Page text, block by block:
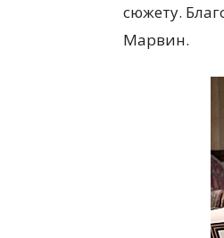
сюжету.
Марвин.